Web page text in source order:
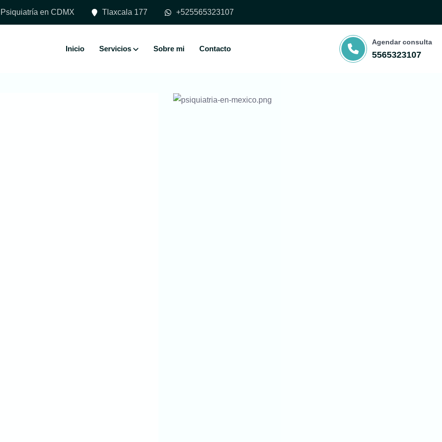
Psiquiatría en CDMX Tlaxcala 177 +525565323107
Inicio Servicios Sobre mi Contacto
Agendar consulta
5565323107